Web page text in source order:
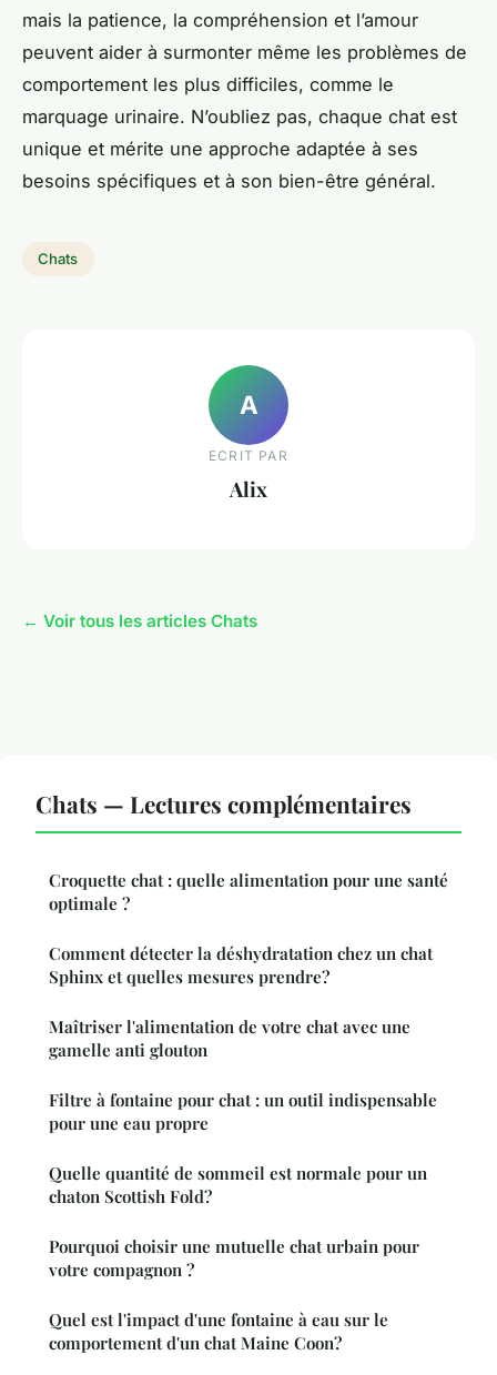
mais la patience, la compréhension et l’amour
peuvent aider à surmonter même les problèmes de
comportement les plus difficiles, comme le
marquage urinaire. N’oubliez pas, chaque chat est
unique et mérite une approche adaptée à ses
besoins spécifiques et à son bien-être général.
Chats
A
ECRIT PAR
Alix
← Voir tous les articles Chats
Chats — Lectures complémentaires
Croquette chat : quelle alimentation pour une santé
optimale ?
Comment détecter la déshydratation chez un chat
Sphinx et quelles mesures prendre?
Maîtriser l'alimentation de votre chat avec une
gamelle anti glouton
Filtre à fontaine pour chat : un outil indispensable
pour une eau propre
Quelle quantité de sommeil est normale pour un
chaton Scottish Fold?
Pourquoi choisir une mutuelle chat urbain pour
votre compagnon ?
Quel est l'impact d'une fontaine à eau sur le
comportement d'un chat Maine Coon?